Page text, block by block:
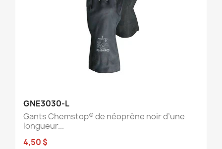
GNE3030-L
Gants Chemstop® de néoprène noir d’une
longueur...
4,50 $